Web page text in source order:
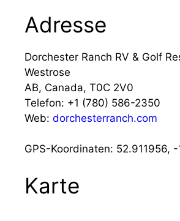
Adresse
Dorchester Ranch RV & Golf
Westrose
AB, Canada, T0C 2V0
Telefon: +1 (780) 586-2350
Web: dorchesterranch.com
GPS-Koordinaten: 52.911956,
Karte